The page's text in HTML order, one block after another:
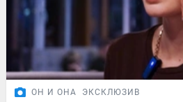
ОН И ОНА ЭКСКЛЮЗИВ